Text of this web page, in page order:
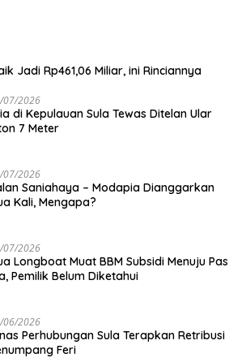
Jadi Rp461,06 Miliar, ini Rinciannya
07/2026
di Kepulauan Sula Tewas Ditelan Ular
7 Meter
07/2026
Saniahaya – Modapia Dianggarkan
Kali, Mengapa?
07/2026
Longboat Muat BBM Subsidi Menuju Pas
Pemilik Belum Diketahui
06/2026
Perhubungan Sula Terapkan Retribusi
Feri